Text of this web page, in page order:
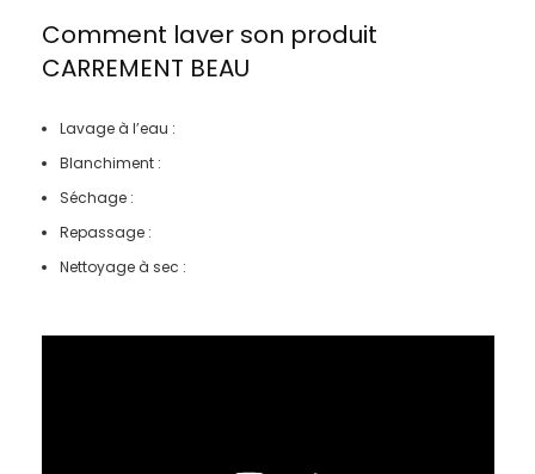
Comment laver son produit
CARREMENT BEAU
Lavage à l’eau :
Blanchiment :
Séchage :
Repassage :
Nettoyage à sec :